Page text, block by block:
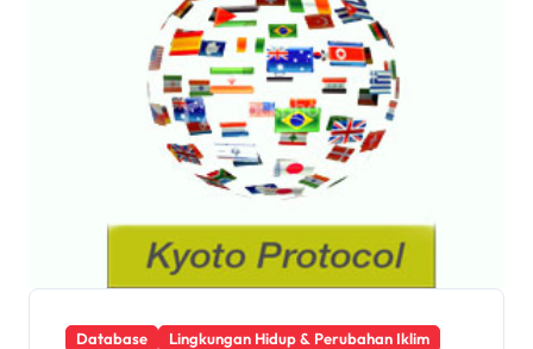
Database Lingkungan Hidup & Perubahan Iklim